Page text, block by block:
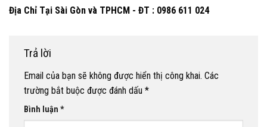
Địa Chỉ Tại Sài Gòn và TPHCM - ĐT : 0986 611 024
Trả lời
Email của bạn sẽ không được hiển thị công khai. Các
trường bắt buộc được đánh dấu *
Bình luận *